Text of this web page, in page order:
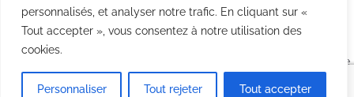
personnalisés, et analyser notre trafic. En cliquant sur «
Tout accepter », vous consentez à notre utilisation des
cookies.
Personnaliser Tout rejeter Tout accepter
CGV
Agence
Point Com